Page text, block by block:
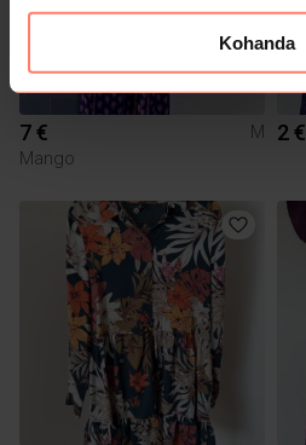
Kohanda
7 €
M
Mango
2 €